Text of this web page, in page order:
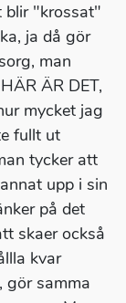
blir "krossat"
ja då gör
man
ÄR DET,
mycket jag
fullt ut
tycker att
upp i sin
på det
skaer också
kvar
gör samma